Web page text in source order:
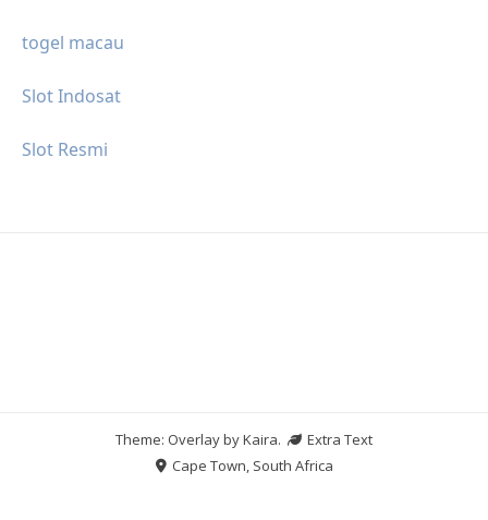
togel macau
Slot Indosat
Slot Resmi
Theme: Overlay byKaira.
Extra Text
Cape Town, South Africa